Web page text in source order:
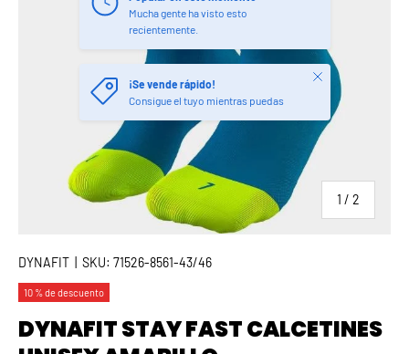
1 / de
2
Mucha gente ha visto esto
recientemente.
¡Se vende rápido!
Consigue el tuyo mientras puedas
Cerrar
DYNAFIT SKU: 71526-8561-43/46
10 % de descuento
DYNAFIT STAY FAST CALCETINES